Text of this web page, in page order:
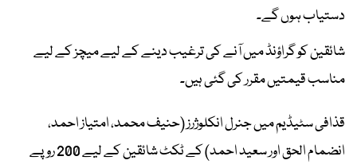
دستیاب ہوں گے۔
شائقین کو گراؤنڈ میں آنے کی ترغیب دینے کے لیے میچز کے لیے
مناسب قیمتیں مقرر کی گئی ہیں۔
قذافی سٹیڈیم میں جنرل انکلوژرز (حنیف محمد، امتیاز احمد،
انضمام الحق اور سعید احمد) کے ٹکٹ شائقین کے لیے 200 روپے